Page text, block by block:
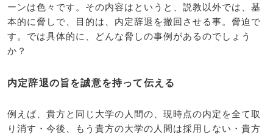
ーンは色々です。その内容はというと、説教以外では、基
本的に脅しで、目的は、内定辞退を撤回させる事。脅迫で
す。では具体的に、どんな脅しの事例があるのでしょう
か？
内定辞退の旨を誠意を持って伝える
例えば、貴方と同じ大学の人間の、現時点の内定を全て取
り消す・今後、もう貴方の大学の人間は採用しない・貴方